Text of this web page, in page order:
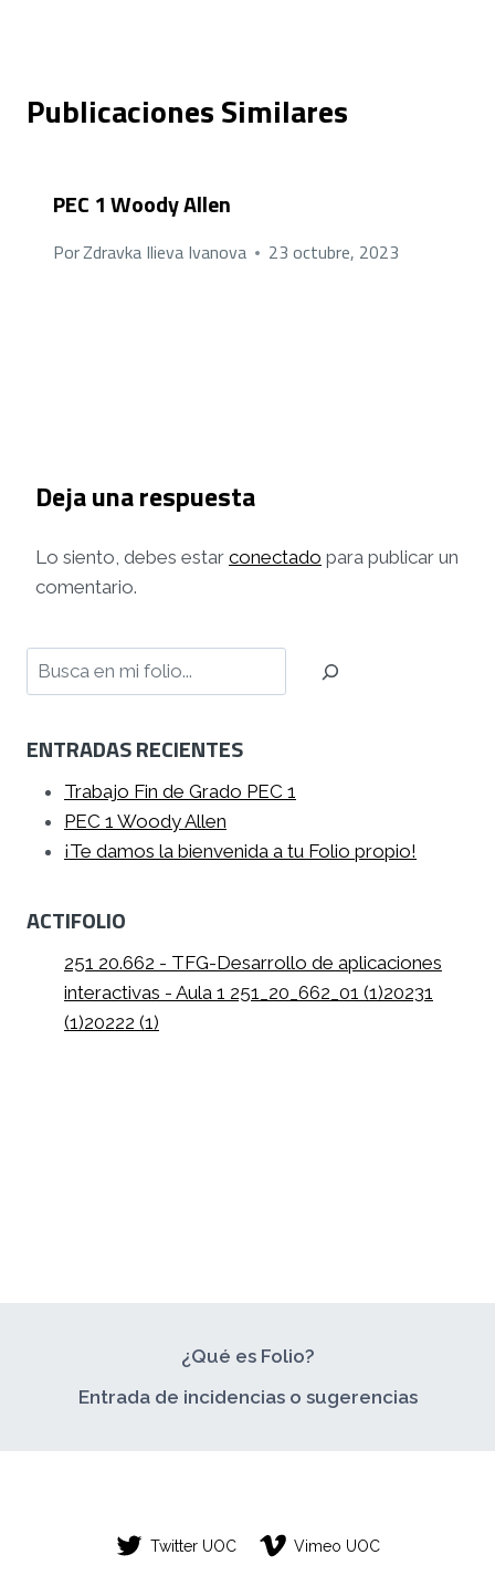
Publicaciones Similares
PEC 1 Woody Allen
PorZdravka Ilieva Ivanova 23 octubre, 2023
Deja una respuesta
Lo siento, debes estar conectado para publicar un
comentario.
Buscar
ENTRADAS RECIENTES
Trabajo Fin de Grado PEC 1
PEC 1 Woody Allen
¡Te damos la bienvenida a tu Folio propio!
ACTIFOLIO
251 20.662 - TFG-Desarrollo de aplicaciones
interactivas - Aula 1 251_20_662_01 (1)20231
(1)20222 (1)
¿Qué es Folio?
Entrada de incidencias o sugerencias
Twitter UOC Vimeo UOC